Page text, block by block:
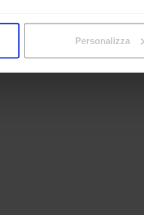
attivamente alla
Personalizza